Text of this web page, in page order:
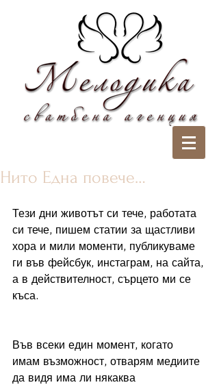
Нито Една повече…
Тези дни животът си тече, работата
си тече, пишем статии за щастливи
хора и мили моменти, публикуваме
ги във фейсбук, инстаграм, на сайта,
а в действителност, сърцето ми се
къса.
Във всеки един момент, когато
имам възможност, отварям медиите
да видя има ли някаква